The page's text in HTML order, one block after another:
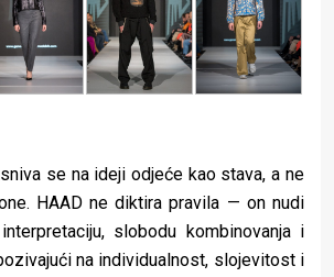
se na ideji odjeće kao stava, a ne
HAAD ne diktira pravila — on nudi
slobodu kombinovanja i
na individualnost, slojevitost i